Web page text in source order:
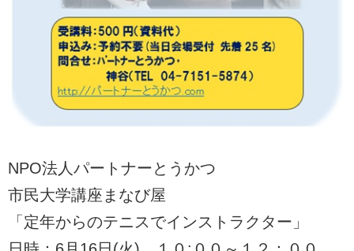
NPO法人パートナーとうかつ
市民大学講座まなび屋
「定年からのテニスでインストラクター」